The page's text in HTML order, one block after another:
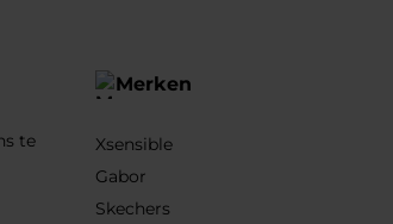
te
Merken
Xsensible
Gabor
Skechers